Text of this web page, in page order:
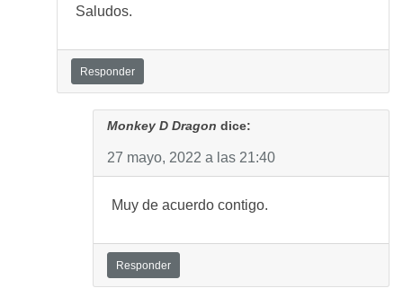
Saludos.
Responder
Monkey D Dragon dice:
27 mayo, 2022 a las 21:40
Muy de acuerdo contigo.
Responder